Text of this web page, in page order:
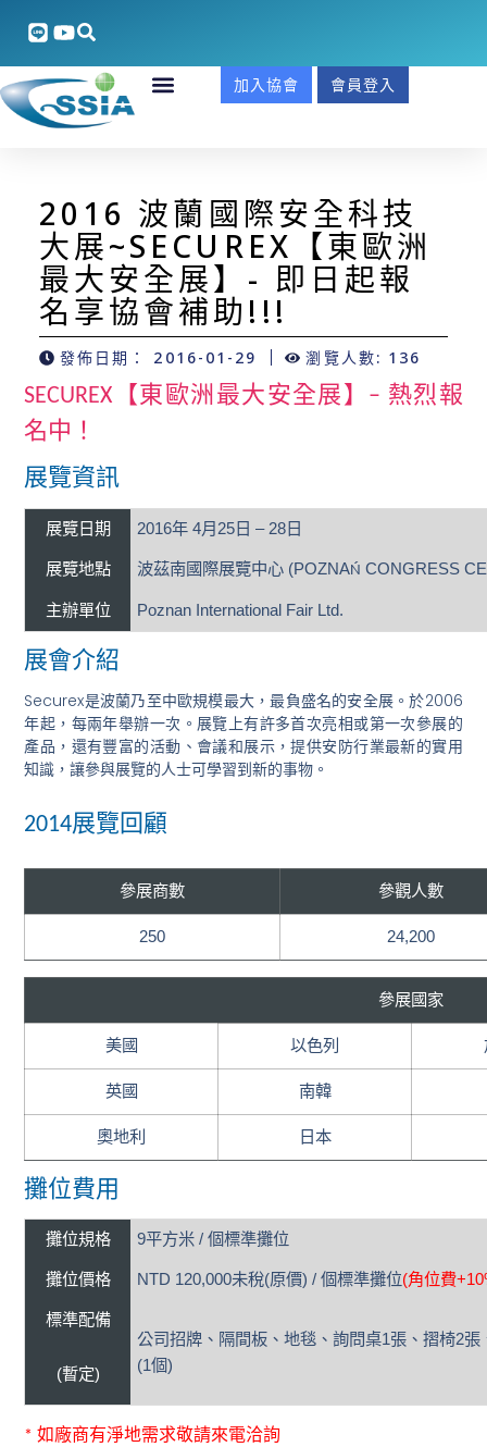
加入協會 會員登入
2016 波蘭國際安全科技
大展~SECUREX【東歐洲
最大安全展】- 即日起報
名享協會補助!!!
發佈日期： 2016-01-29 瀏覽人數: 136
SECUREX 【東歐洲最大安全展】 – 熱烈報
名中！
展覽資訊
展覽日期 2016年 4月25日 – 28日
展覽地點 波茲南國際展覽中心 (POZNAŃ CONGRESS
主辦單位 Poznan International Fair Ltd.
展會介紹
Securex是波蘭乃至中歐規模最大，最負盛名的安全展。於2006
年起，每兩年舉辦一次。展覽上有許多首次亮相或第一次參展的
產品，還有豐富的活動、會議和展示，提供安防行業最新的實用
知識，讓參與展覽的人士可學習到新的事物。
2014展覽回顧
參展商數 參觀人數
250 24,200
參展國家
美國 以色列
英國 南韓
奧地利 日本
攤位費用
攤位規格 9平方米 /個標準攤位
攤位價格 NTD 120,000未稅(原價) /個標準攤位(角位費
標準配備
(暫定)
公司招牌、隔間板、地毯、詢問桌1張、摺椅2
(1個)
*如廠商有淨地需求敬請來電洽詢